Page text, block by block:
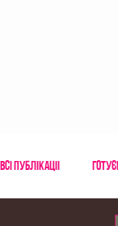
Всі публікаціі